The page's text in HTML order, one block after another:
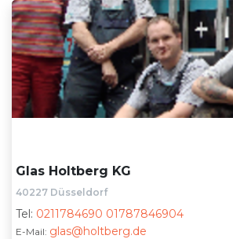
Glas Holtberg KG
40227 Düsseldorf
Tel: 0211784690 01787846904
E-Mail: glas@holtberg.de